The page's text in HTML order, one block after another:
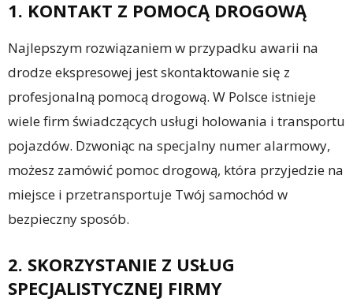
1. KONTAKT Z POMOCĄ DROGOWĄ
Najlepszym rozwiązaniem w przypadku awarii na
drodze ekspresowej jest skontaktowanie się z
profesjonalną pomocą drogową. W Polsce istnieje
wiele firm świadczących usługi holowania i transportu
pojazdów. Dzwoniąc na specjalny numer alarmowy,
możesz zamówić pomoc drogową, która przyjedzie na
miejsce i przetransportuje Twój samochód w
bezpieczny sposób.
2. SKORZYSTANIE Z USŁUG
SPECJALISTYCZNEJ FIRMY